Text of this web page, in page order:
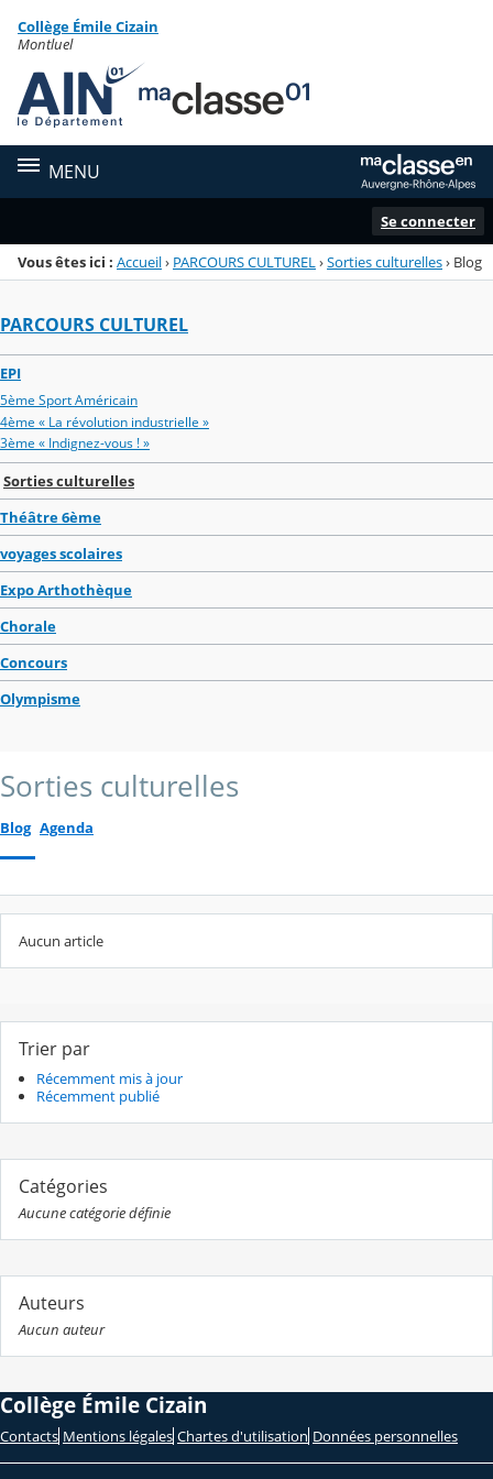
Menu de la rubrique
Contenu
Collège Émile Cizain
Montluel
MENU
Se connecter
Vous êtes ici : Accueil› PARCOURS CULTUREL ›Sorties culturelles› Blog
PARCOURS CULTUREL
EPI
5ème Sport Américain
4ème « La révolution industrielle »
3ème « Indignez-vous ! »
Sorties culturelles
Théâtre 6ème
voyages scolaires
Expo Arthothèque
Chorale
Concours
Olympisme
Sorties culturelles
Blog Agenda
Aucun article
Trier par
Récemment mis à jour
Récemment publié
Catégories
Aucune catégorie définie
Auteurs
Aucun auteur
Collège Émile Cizain
Contacts Mentions légales Chartes d'utilisation Données personnelles